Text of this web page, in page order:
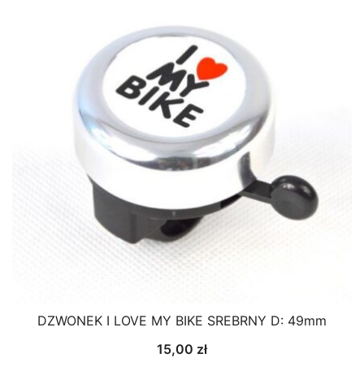
DZWONEK I LOVE MY BIKE SREBRNY D: 49mm
15,00 zł